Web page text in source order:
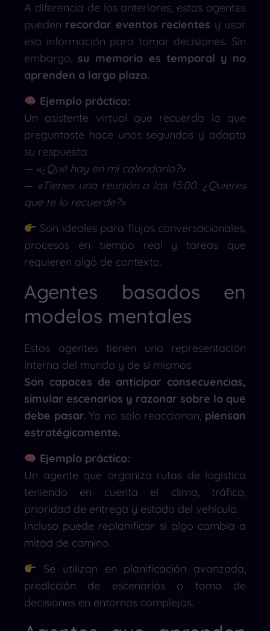
A diferencia de los anteriores, estos agentes
pueden recordar eventos recientes y usar
esa información para tomar decisiones. Sin
embargo, su memoria es temporal y no
aprenden a largo plazo.
Ejemplo práctico:
Un asistente virtual que recuerda lo que
preguntaste hace unos segundos y adapta
su respuesta:
— «¿Qué hay en mi calendario?»
— «Tienes una reunión a las 15:00. ¿Quieres
que te lo recuerde?»
Son ideales para flujos conversacionales,
procesos en tiempo real y tareas que
requieren algo de contexto.
Agentes basados en
modelos mentales
Estos agentes tienen una representación
interna del mundo y de sí mismos.
Son capaces de anticipar consecuencias,
simular escenarios y razonar sobre lo que
debe pasar.Ya no solo reaccionan, piensan
estratégicamente.
Ejemplo práctico:
Un agente que organiza rutas de logística
teniendo en cuenta el clima, tráfico,
prioridad de entrega y estado del vehículo.
Incluso puede replanificar si algo cambia a
mitad de camino.
Se utilizan en planificación avanzada,
predicción de escenarios o toma de
decisiones en entornos complejos.